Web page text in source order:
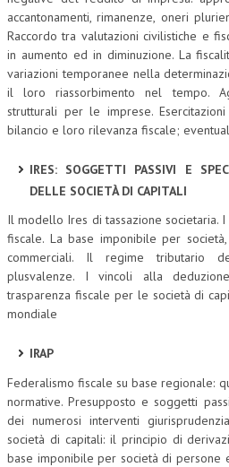
MATERIALE DIDATTICO
INVITI E PROMOZIONI
accantonamenti, rimanenze, oneri
Raccordo tra valutazioni civilistiche e
in aumento ed in diminuzione. La
variazioni temporanee nella
il loro riassorbimento nel tempo.
strutturali per le imprese.
bilancio e loro rilevanza fiscale;
IRES: SOGGETTI PASSIVI E
DELLE SOCIETÀ DI CAPITALI
Il modello Ires di tassazione societaria.
fiscale. La base imponibile per
commerciali. Il regime tributario
plusvalenze. I vincoli alla
trasparenza fiscale per le società di
mondiale
IRAP
Federalismo fiscale su base regionale:
normative. Presupposto e soggetti
dei numerosi interventi
società di capitali: il principio di
base imponibile per società di persone